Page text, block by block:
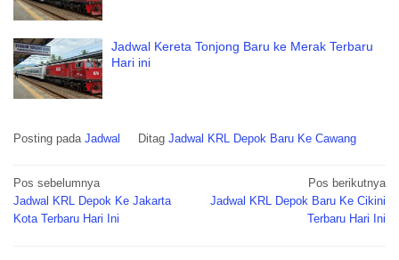
Jadwal Kereta Tonjong Baru ke Merak Terbaru
Hari ini
Posting pada Jadwal Ditag Jadwal KRL Depok Baru Ke Cawang
Navigasi
pos
Pos sebelumnya
Jadwal KRL Depok Ke Jakarta
Kota Terbaru Hari Ini
Pos berikutnya
Jadwal KRL Depok Baru Ke Cikini
Terbaru Hari Ini